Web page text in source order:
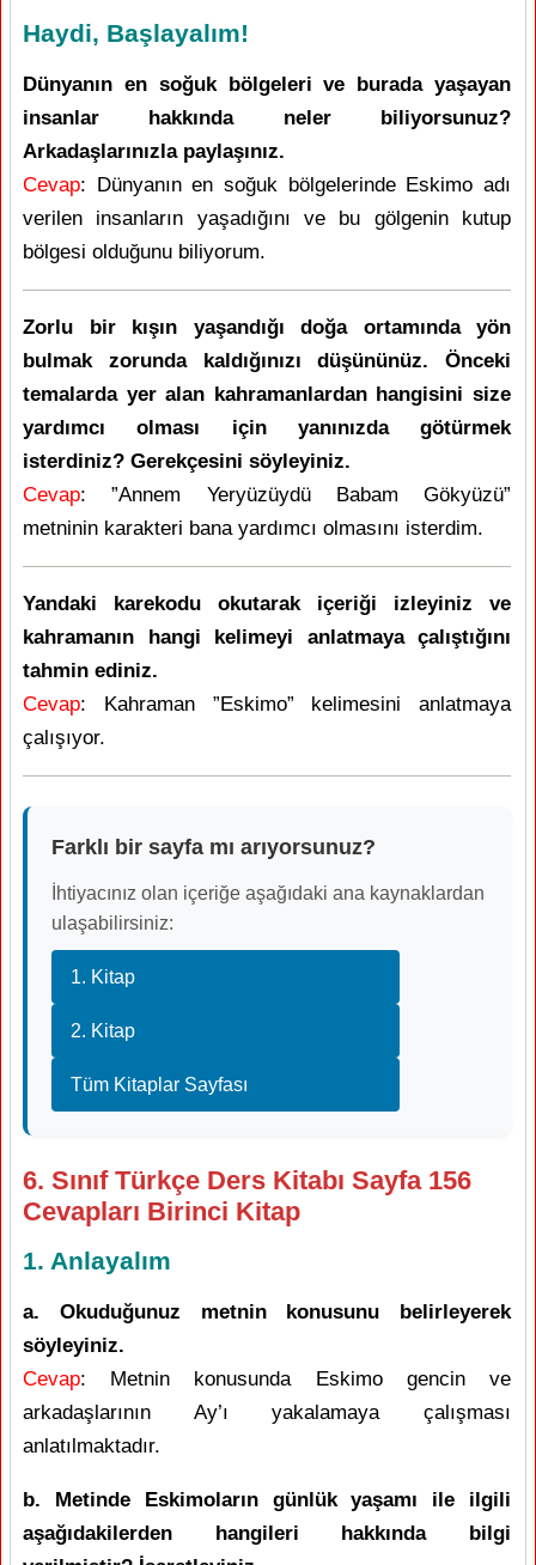
Haydi, Başlayalım!
Dünyanın en soğuk bölgeleri ve burada yaşayan
insanlar hakkında neler biliyorsunuz?
Arkadaşlarınızla paylaşınız.
Cevap: Dünyanın en soğuk bölgelerinde Eskimo adı
verilen insanların yaşadığını ve bu gölgenin kutup
bölgesi olduğunu biliyorum.
Zorlu bir kışın yaşandığı doğa ortamında yön
bulmak zorunda kaldığınızı düşününüz. Önceki
temalarda yer alan kahramanlardan hangisini size
yardımcı olması için yanınızda götürmek
isterdiniz? Gerekçesini söyleyiniz.
Cevap: ”Annem Yeryüzüydü Babam Gökyüzü”
metninin karakteri bana yardımcı olmasını isterdim.
Yandaki karekodu okutarak içeriği izleyiniz ve
kahramanın hangi kelimeyi anlatmaya çalıştığını
tahmin ediniz.
Cevap: Kahraman ”Eskimo” kelimesini anlatmaya
çalışıyor.
Farklı bir sayfa mı arıyorsunuz?
İhtiyacınız olan içeriğe aşağıdaki ana kaynaklardan
ulaşabilirsiniz:
1. Kitap
2. Kitap
Tüm Kitaplar Sayfası
6. Sınıf Türkçe Ders Kitabı Sayfa 156
Cevapları Birinci Kitap
1. Anlayalım
a. Okuduğunuz metnin konusunu belirleyerek
söyleyiniz.
Cevap: Metnin konusunda Eskimo gencin ve
arkadaşlarının Ay’ı yakalamaya çalışması
anlatılmaktadır.
b. Metinde Eskimoların günlük yaşamı ile ilgili
aşağıdakilerden hangileri hakkında bilgi